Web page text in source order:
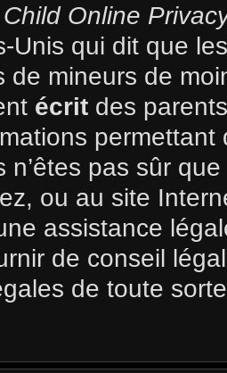
Child Online
Unis qui dit que
de mineurs de
écrit des
permettant
n’êtes pas sûr
ou au site
assistance
de conseil
de toute